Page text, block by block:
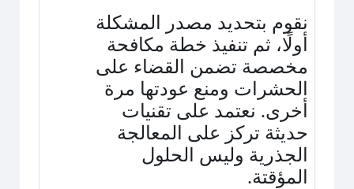
نقوم بتحديد مصدر المشكلة
أولًا، ثم تنفيذ خطة مكافحة
مخصصة تضمن القضاء على
الحشرات ومنع عودتها مرة
أخرى. نعتمد على تقنيات
حديثة تركز على المعالجة
الجذرية وليس الحلول
المؤقتة.